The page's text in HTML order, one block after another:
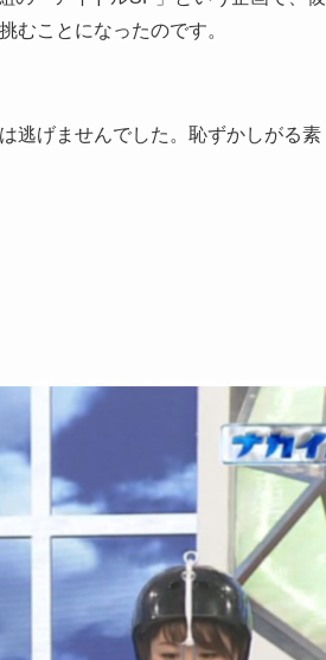
むことになったのです。
逃げませんでした。恥ずかしがる素